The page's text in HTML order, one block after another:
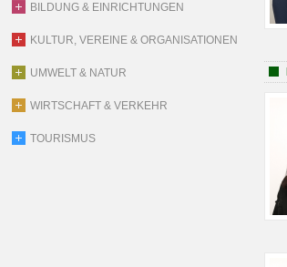
BILDUNG & EINRICHTUNGEN
KULTUR, VEREINE & ORGANISATIONEN
UMWELT & NATUR
WIRTSCHAFT & VERKEHR
TOURISMUS